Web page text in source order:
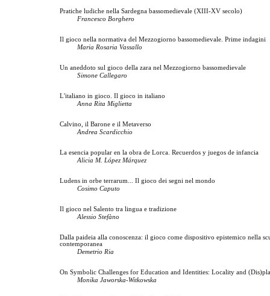
Pratiche ludiche nella Sardegna bassomedievale (XIII-XV secolo)
Francesco Borghero
Il gioco nella normativa del Mezzogiorno bassomedievale. Prime indagini
Maria Rosaria Vassallo
Un aneddoto sul gioco della zara nel Mezzogiorno bassomedievale
Simone Callegaro
L'italiano in gioco. Il gioco in italiano
Anna Rita Miglietta
Calvino, il Barone e il Metaverso
Andrea Scardicchio
La esencia popular en la obra de Lorca. Recuerdos y juegos de infancia
Alicia M. López Márquez
Ludens in orbe terrarum... Il gioco dei segni nel mondo
Cosimo Caputo
Il gioco nel Salento tra lingua e tradizione
Alessio Stefàno
Dalla paideia alla conoscenza: il gioco come dispositivo epistemico nella
contemporanea
Demetrio Ria
On Symbolic Challenges for Education and Identities: Locality and
Monika Jaworska-Witkowska